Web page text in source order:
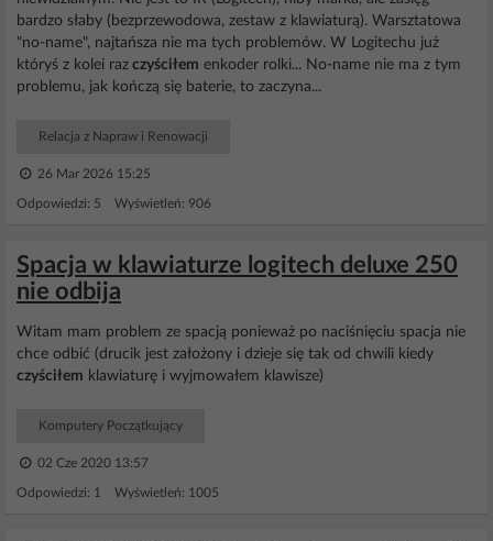
bardzo słaby (bezprzewodowa, zestaw z klawiaturą). Warsztatowa
"no-name", najtańsza nie ma tych problemów. W Logitechu już
któryś z kolei raz czyściłem enkoder rolki... No-name nie ma z tym
problemu, jak kończą się baterie, to zaczyna...
Relacja z Napraw i Renowacji
26 Mar 2026 15:25
Odpowiedzi: 5 Wyświetleń: 906
Spacja w klawiaturze logitech deluxe 250
nie odbija
Witam mam problem ze spacją ponieważ po naciśnięciu spacja nie
chce odbić (drucik jest założony i dzieje się tak od chwili kiedy
czyściłem klawiaturę i wyjmowałem klawisze)
Komputery Początkujący
02 Cze 2020 13:57
Odpowiedzi: 1 Wyświetleń: 1005